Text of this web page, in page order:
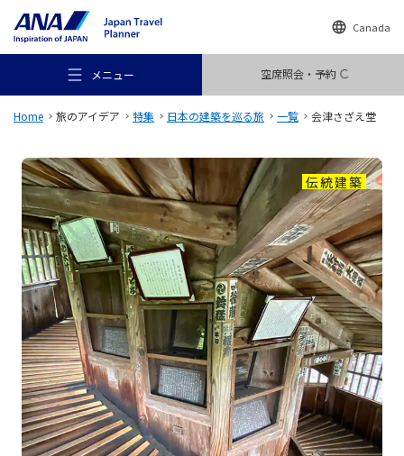
Canada
メニュー 空席照会・予約
おすすめの旅
旅のアイデア
行き先
旅のお役立ち情報
Home 旅のアイデア 特集 日本の建築を巡る旅 一覧 会津さざえ堂
伝統建築